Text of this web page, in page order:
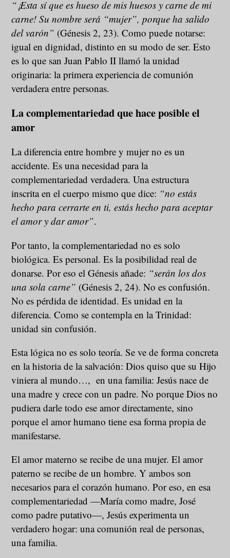
“¡Esta sí que es hueso de mis huesos y carne de mi
carne! Su nombre será “mujer”, porque ha salido
del varón” (Génesis 2, 23). Como puede notarse:
igual en dignidad, distinto en su modo de ser. Esto
es lo que san Juan Pablo II llamó la unidad
originaria: la primera experiencia de comunión
verdadera entre personas.
La complementariedad que hace posible el
amor
La diferencia entre hombre y mujer no es un
accidente. Es una necesidad para la
complementariedad verdadera. Una estructura
inscrita en el cuerpo mismo que dice: “no estás
hecho para cerrarte en ti, estás hecho para aceptar
el amor y dar amor”.
Por tanto, la complementariedad no es solo
biológica. Es personal. Es la posibilidad real de
donarse. Por eso el Génesis añade: “serán los dos
una sola carne” (Génesis 2, 24). No es confusión.
No es pérdida de identidad. Es unidad en la
diferencia. Como se contempla en la Trinidad:
unidad sin confusión.
Esta lógica no es solo teoría. Se ve de forma concreta
en la historia de la salvación: Dios quiso que su Hijo
viniera al mundo…, en una familia: Jesús nace de
una madre y crece con un padre. No porque Dios no
pudiera darle todo ese amor directamente, sino
porque el amor humano tiene esa forma propia de
manifestarse.
El amor materno se recibe de una mujer. El amor
paterno se recibe de un hombre. Y ambos son
necesarios para el corazón humano. Por eso, en esa
complementariedad —María como madre, José
como padre putativo—, Jesús experimenta un
verdadero hogar: una comunión real de personas,
una familia.